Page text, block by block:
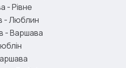
- Рівне
- Люблин
- Варшава